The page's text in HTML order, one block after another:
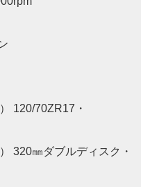
120/70ZR17・
320㎜ダブルディスク・